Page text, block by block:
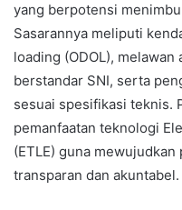
yang berpotensi
Sasarannya meliputi
loading (ODOL),
berstandar SNI, serta
sesuai spesifikasi teknis.
pemanfaatan teknologi
(ETLE) guna
transparan dan akuntabel.